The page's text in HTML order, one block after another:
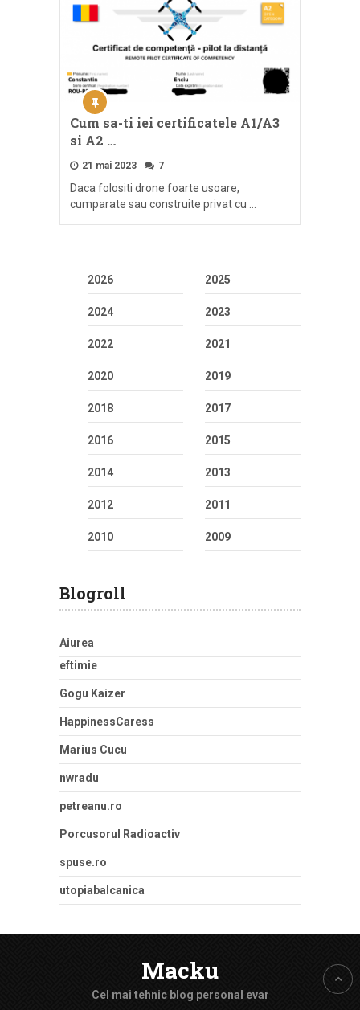
Cum sa-ti iei certificatele A1/A3
si A2 …
21 mai 2023 7
Daca folositi drone foarte usoare,
cumparate sau construite privat cu …
2026 2025
2024 2023
2022 2021
2020 2019
2018 2017
2016 2015
2014 2013
2012 2011
2010 2009
Blogroll
Aiurea
eftimie
Gogu Kaizer
HappinessCaress
Marius Cucu
nwradu
petreanu.ro
Porcusorul Radioactiv
spuse.ro
utopiabalcanica
Macku
Cel mai tehnic blog personal evar